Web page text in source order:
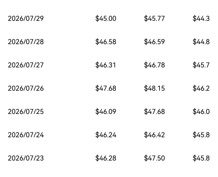
2026/07/29 $45.00 $45.77 $44.33
2026/07/28 $46.58 $46.59 $44.86
2026/07/27 $46.31 $46.78 $45.77
2026/07/26 $47.68 $48.15 $46.23
2026/07/25 $46.09 $47.68 $46.04
2026/07/24 $46.24 $46.42 $45.80
2026/07/23 $46.28 $47.50 $45.89